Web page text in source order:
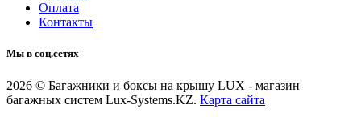
Оплата
Контакты
Мы в соц.сетях
2026 © Багажники и боксы на крышу LUX - магазин
багажных систем Lux-Systems.KZ. Карта сайта